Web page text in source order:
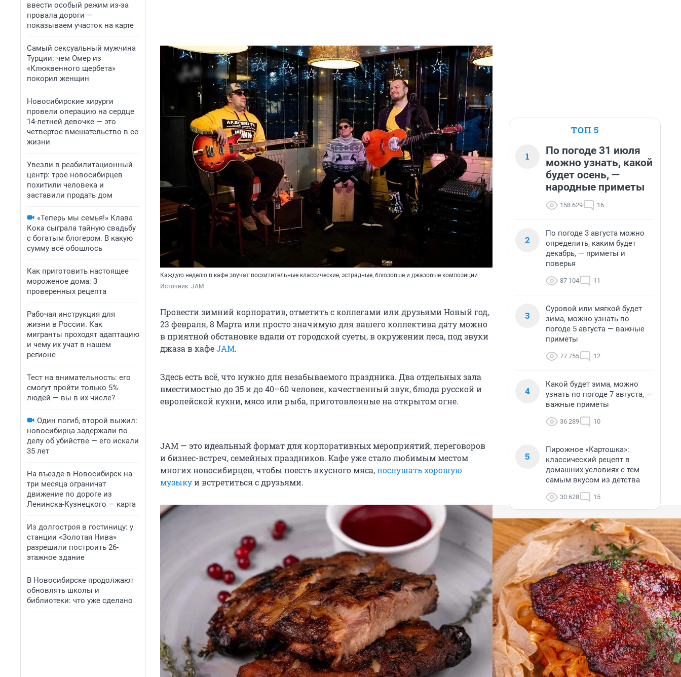
ввести особый режим из-за
провала дороги —
показываем участок на карте
Самый сексуальный мужчина
Турции: чем Омер из
«Клюквенного щербета»
покорил женщин
Новосибирские хирурги
провели операцию на сердце
14-летней девочке — это
четвертое вмешательство в ее
жизни
Увезли в реабилитационный
центр: трое новосибирцев
похитили человека и
заставили продать дом
«Теперь мы семья!» Клава
Кока сыграла тайную свадьбу
с богатым блогером. В какую
сумму всё обошлось
Как приготовить настоящее
мороженое дома: 3
проверенных рецепта
Рабочая инструкция для
жизни в России. Как
мигранты проходят адаптацию
и чему их учат в нашем
регионе
Тест на внимательность: его
смогут пройти только 5%
людей — вы в их числе?
Один погиб, второй выжил:
новосибирца задержали по
делу об убийстве — его искали
35 лет
На въезде в Новосибирск на
три месяца ограничат
движение по дороге из
Ленинска-Кузнецкого — карта
Из долгостроя в гостиницу: у
станции «Золотая Нива»
разрешили построить 26-
этажное здание
В Новосибирске продолжают
обновлять школы и
библиотеки: что уже сделано
Каждую неделю в кафе звучат восхитительные классические, эстрадные, блюзовые и джазовые композиции
Источник: JAM
Провести зимний корпоратив, отметить с коллегами или друзьями Новый год,
23 февраля, 8 Марта или просто значимую для вашего коллектива дату можно
в приятной обстановке вдали от городской суеты, в окружении леса, под звуки
джаза в кафеJAM.
Здесь есть всё, что нужно для незабываемого праздника. Два отдельных зала
вместимостью до 35 и до 40–60 человек, качественный звук, блюда русской и
европейской кухни, мясо или рыба, приготовленные на открытом огне.
JAM — это идеальный формат для корпоративных мероприятий, переговоров
и бизнес-встреч, семейных праздников. Кафе уже стало любимым местом
многих новосибирцев, чтобы поесть вкусного мяса,послушать хорошую
музыкуи встретиться с друзьями.
ТОП 5
1
По погоде 31 июля
можно узнать, какой
будет осень, —
народные приметы
158 629 16
2
По погоде 3 августа можно
определить, каким будет
декабрь, — приметы и
поверья
87 104 11
3
Суровой или мягкой будет
зима, можно узнать по
погоде 5 августа — важные
приметы
77 755 12
4
Какой будет зима, можно
узнать по погоде 7 августа, —
важные приметы
36 289 10
5
Пирожное «Картошка»:
классический рецепт в
домашних условиях с тем
самым вкусом из детства
30 628 15